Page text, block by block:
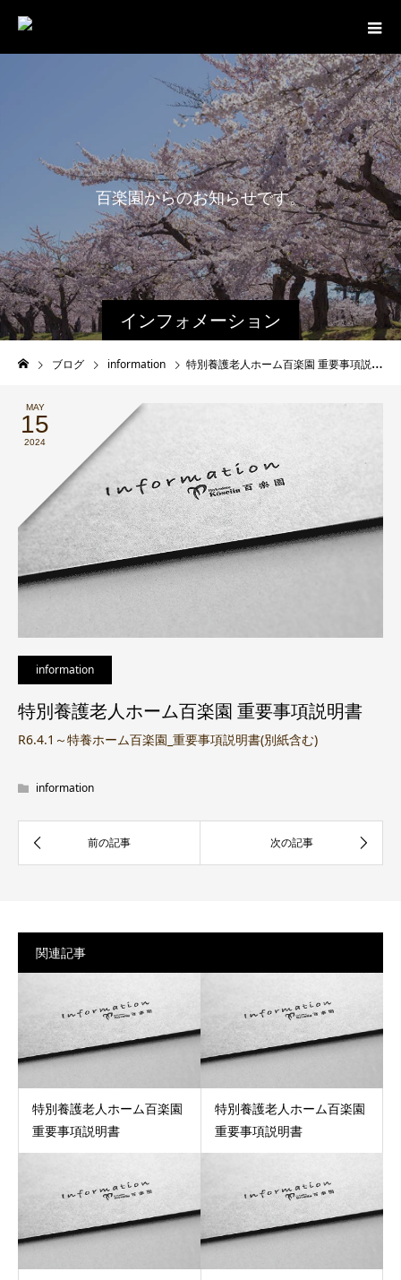
インフォメーション
百楽園からのお知らせです。
ブログ information 特別養護老人ホーム百楽園 重要事項説明書
MAY
15
2024
information
特別養護老人ホーム百楽園 重要事項説明書
R6.4.1～特養ホーム百楽園_重要事項説明書(別紙含む)
information
関連記事
特別養護老人ホーム百楽園
重要事項説明書
特別養護老人ホーム百楽園
重要事項説明書